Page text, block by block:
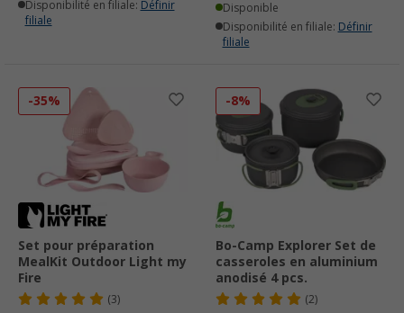
Disponibilité en filiale: Définir
filiale
Disponible
Disponibilité en filiale: Définir
filiale
-35%
Set pour préparation
MealKit Outdoor Light my
Fire
(3)
-8%
Bo-Camp Explorer Set de
casseroles en aluminium
anodisé 4 pcs.
(2)